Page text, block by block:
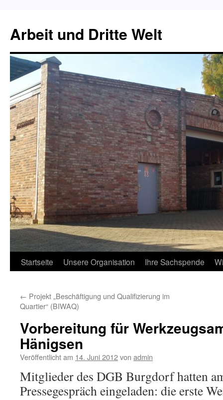
springen
Arbeit und Dritte Welt
Startseite Unsere Organisation Ihre Sachspende
← Projekt „Beschäftigung und Qualifizierung im
Quartier“ (BIWAQ)
Vorbereitung für
Hänigsen
Veröffentlicht am 14. Juni 2012von admin
Mitglieder des DGB Burgdorf hatten
Pressegespräch eingeladen: die erste